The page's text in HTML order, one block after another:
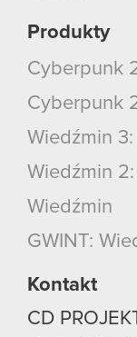
Produkty
Cyberpunk
Cyberpunk
Wiedźmin
Wiedźmin
Wiedźmin
GWINT:
Kontakt
CD